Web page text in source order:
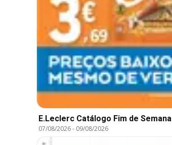
E.Leclerc Catálogo Fim de Semana
07/08/2026- 09/08/2026